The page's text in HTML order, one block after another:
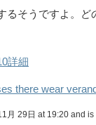
るそうですよ。ど
詳細
there wear
月 29日 at 19:20 and